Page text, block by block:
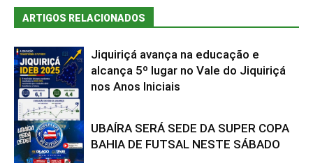
ARTIGOS RELACIONADOS
Bahia
Jiquiriçá avança na educação e
alcança 5º lugar no Vale do Jiquiriçá
nos Anos Iniciais
UBAÍRA SERÁ SEDE DA SUPER COPA
BAHIA DE FUTSAL NESTE SÁBADO